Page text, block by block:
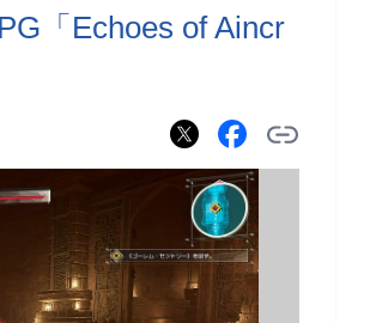
「Echoes of Aincr